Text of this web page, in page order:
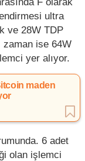
ultra
ve 28W TDP
zaman ise 64W
yer alıyor.
maden
6 adet
olan işlemci